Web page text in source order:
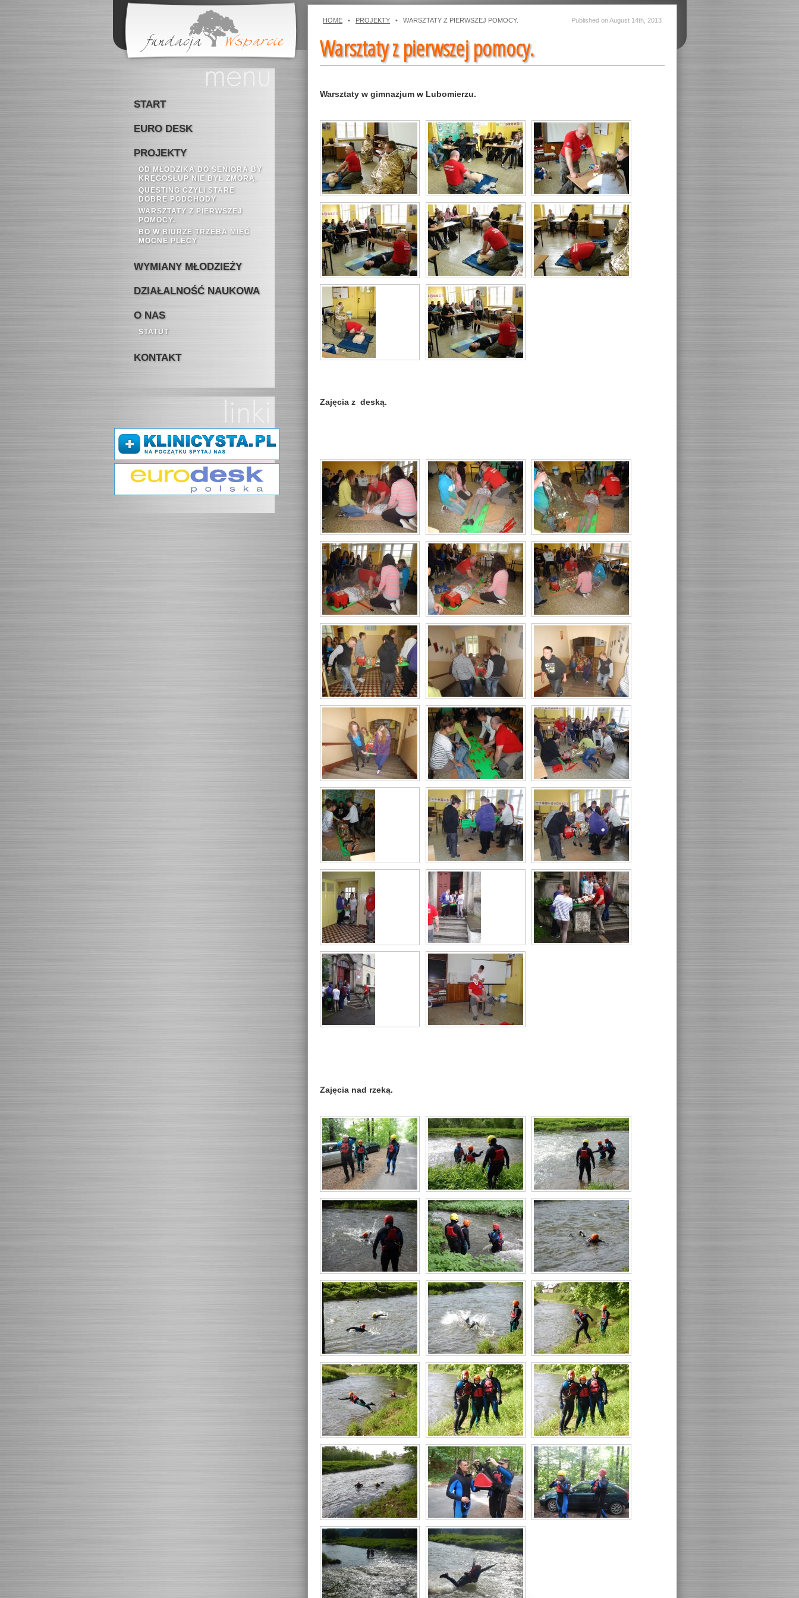
START
EURO DESK
PROJEKTY
OD MŁODZIKA DO SENIORA BY
KRĘGOSŁUP NIE BYŁ ZMORĄ.
QUESTING CZYLI STARE
DOBRE PODCHODY
WARSZTATY Z PIERWSZEJ
POMOCY.
BO W BIURZE TRZEBA MIEĆ
MOCNE PLECY
WYMIANY MŁODZIEŻY
DZIAŁALNOŚĆ NAUKOWA
O NAS
STATUT
KONTAKT
HOME • PROJEKTY • WARSZTATY Z PIERWSZEJ POMOCY. Published onAugust 14th, 2013
Warsztaty z pierwszej pomocy.
Warsztaty w gimnazjum w Lubomierzu.
Zajęcia z deską.
Zajęcia nad rzeką.